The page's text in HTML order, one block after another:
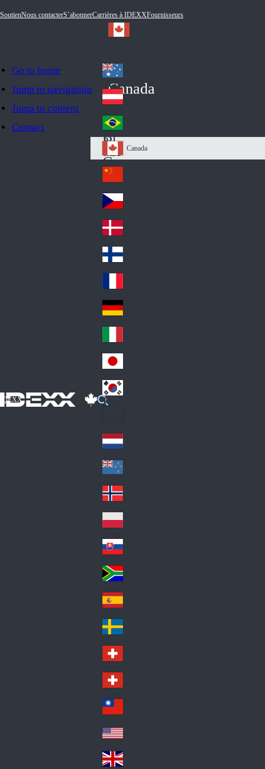
Go to home
Jump to navigation
Jump to content
Contact
SoutienNous contacterS’abonnerCarrières à IDEXXFournisseurs
IDEXX
Canada
Au
str
ali
a
Au
stri
a
Br
azi
l
Ca
na
da
Canada
Ch
ina
Cz
ec
h
De
nm
ark
Fin
d
Fra
nc
e
Ge
an
y
Ital
y
Jap
an
Ko
Lat
in
A
me
ric
a
Ne
the
rla
nd
s
Ne
w
Ze
ala
nd
No
rw
ay
Pol
an
d
Slo
va
kia
So
uth
Af
ric
a
Sp
ain
Sw
ed
en
Sw
itz
erl
an
d
Sw
itz
erl
an
d
wa
n
A